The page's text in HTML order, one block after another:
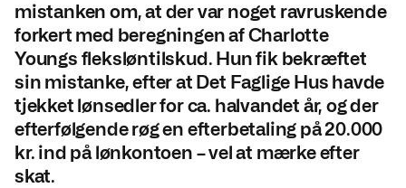
mistanken om, at der var noget ravruskende
forkert med beregningen af Charlotte
Youngs fleksløntilskud. Hun fik bekræftet
sin mistanke, efter at Det Faglige Hus havde
tjekket lønsedler for ca. halvandet år, og der
efterfølgende røg en efterbetaling på 20.000
kr. ind på lønkontoen – vel at mærke efter
skat.